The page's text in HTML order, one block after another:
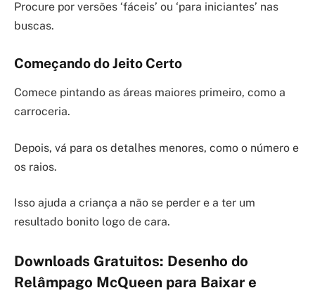
Procure por versões ‘fáceis’ ou ‘para iniciantes’ nas
buscas.
Começando do Jeito Certo
Comece pintando as áreas maiores primeiro, como a
carroceria.
Depois, vá para os detalhes menores, como o número e
os raios.
Isso ajuda a criança a não se perder e a ter um
resultado bonito logo de cara.
Downloads Gratuitos: Desenho do
Relâmpago McQueen para Baixar e